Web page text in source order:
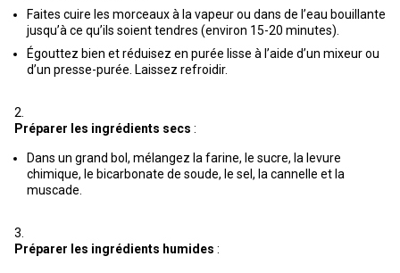
Faites cuire les morceaux à la vapeur ou dans de l’eau bouillante
jusqu’à ce qu’ils soient tendres (environ 15-20 minutes).
Égouttez bien et réduisez en purée lisse à l’aide d’un mixeur ou
d’un presse-purée. Laissez refroidir.
Préparer les ingrédients secs :
Dans un grand bol, mélangez la farine, le sucre, la levure
chimique, le bicarbonate de soude, le sel, la cannelle et la
muscade.
Préparer les ingrédients humides :